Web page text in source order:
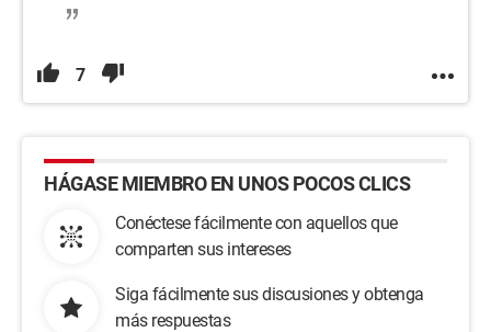
7
HÁGASE MIEMBRO EN UNOS POCOS CLICS
Conéctese fácilmente con aquellos que
comparten sus intereses
Siga fácilmente sus discusiones y obtenga
más respuestas